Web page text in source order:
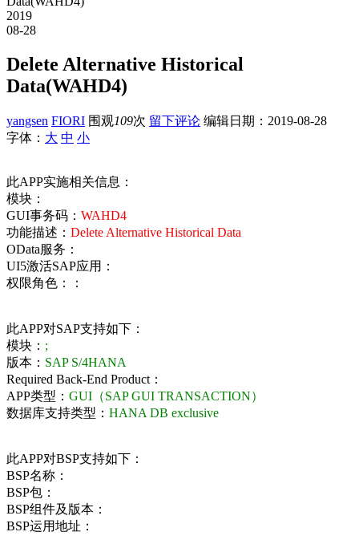
2019
08-28
Delete Alternative Historical
Data(WAHD4)
yangsen FIORI 围观109次 留下评论 编辑日期： 2019-08-28
字体： 大 中 小
此APP实施相关信息：
模块：
GUI事务码： WAHD4
功能描述： Delete Alternative Historical Data
OData服务：
UI5激活SAP应用：
权限角色：：
此APP对SAP支持如下：
模块： ;
版本： SAP S/4HANA
Required Back-End Product：
APP类型： GUI（SAP GUI TRANSACTION）
数据库支持类型： HANA DB exclusive
此APP对BSP支持如下：
BSP名称：
BSP包：
BSP组件及版本：
BSP运用地址：